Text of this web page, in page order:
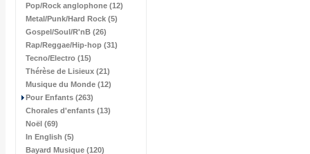
Pop/Rock anglophone (12)
Metal/Punk/Hard Rock (5)
Gospel/Soul/R'nB (26)
Rap/Reggae/Hip-hop (31)
Tecno/Electro (15)
Thérèse de Lisieux (21)
Musique du Monde (12)
Pour Enfants (263)
Chorales d'enfants (13)
Noël (69)
In English (5)
Bayard Musique (120)